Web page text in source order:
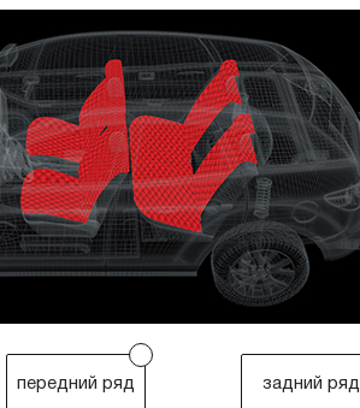
передний ряд задний ряд